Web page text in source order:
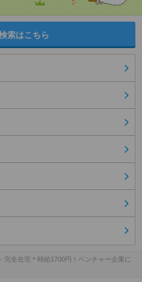
索はこちら
完全在宅＊時給1700円！ベンチャー企業に